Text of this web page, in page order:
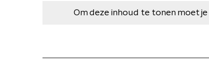
Om deze inhoud te tonen moet je